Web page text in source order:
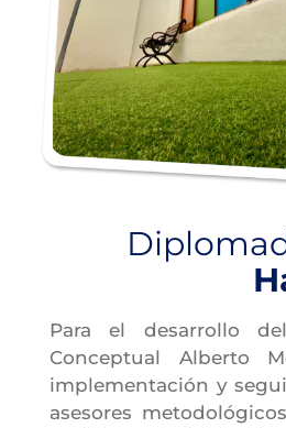
Para el desarrollo
Conceptual Alberto
implementación y
asesores